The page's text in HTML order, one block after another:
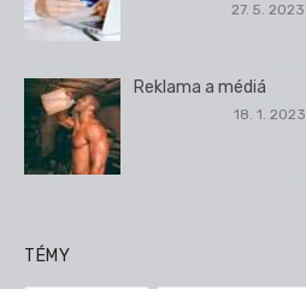
27. 5. 2023
Reklama a médiá
18. 1. 2023
TÉMY